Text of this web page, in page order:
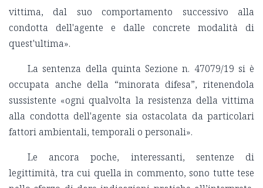
vittima, dal suo comportamento successivo alla
condotta dell'agente e dalle concrete modalità di
quest'ultima».
La sentenza della quinta Sezione n. 47079/19 si è
occupata anche della “minorata difesa”, ritenendola
sussistente «ogni qualvolta la resistenza della vittima
alla condotta dell'agente sia ostacolata da particolari
fattori ambientali, temporali o personali».
Le ancora poche, interessanti, sentenze di
legittimità, tra cui quella in commento, sono tutte tese